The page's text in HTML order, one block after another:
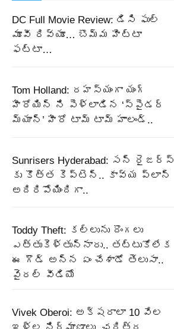
DC Full Movie Review: డిసి ఫుల్
మూవీ రివ్యూ… బొమ్మ హిట్టా
ఫట్టా…
Tom Holland: రహస్యంగా యంగ్
హీరోయిన్ ని పెళ్లాడిన ‘స్పైడర్
మ్యాన్’ హీరో టామ్ టామ్ హాలండ్..
Sunrisers Hyderabad: సన్ రైజర్స్
కు కొత్త కెప్టెన్.. కావ్య ప్లాన్
అదిరిపోయిందిగా..
Toddy Theft: కల్లును దొంగలు
ఎత్తుకెళ్తున్నారు.. తట్టుకోలేక
ఈ గౌడ్ అన్న ఏం చేశాడో తెలుసా..
వైరల్ వీడియో
Vivek Oberoi: అక్షరాలా 10 వేల